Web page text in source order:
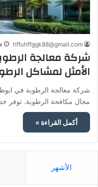
hffuhffggk88@gmail.com
شركة معالجة
الأمثل لمشاكل
شركة معالجة الرطوبة في
مجال مكافحة الرطوبة. توفر
أكمل القراءة »
الأشهر